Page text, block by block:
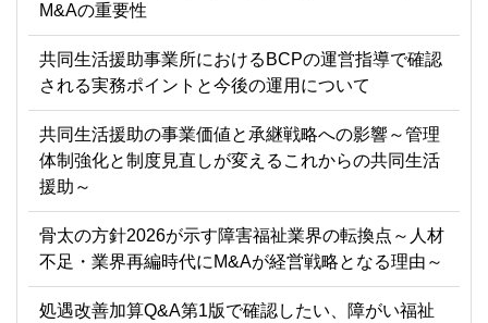
M&Aの重要性
共同生活援助事業所におけるBCPの運営指導で確認
される実務ポイントと今後の運用について
共同生活援助の事業価値と承継戦略への影響～管理
体制強化と制度見直しが変えるこれからの共同生活
援助～
骨太の方針2026が示す障害福祉業界の転換点～人材
不足・業界再編時代にM&Aが経営戦略となる理由～
処遇改善加算Q&A第1版で確認したい、障がい福祉